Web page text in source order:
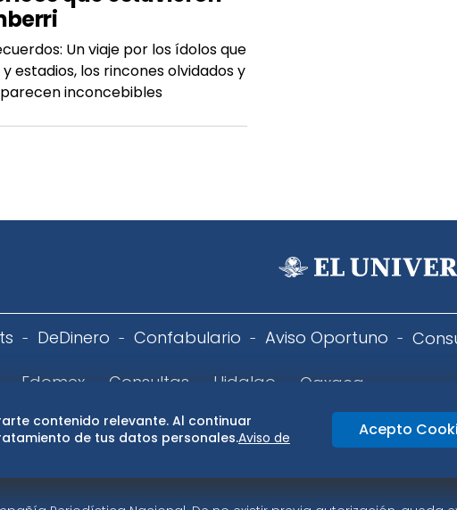
Un viaje por los ídolos que
estadios, los rincones olvidados y
inconcebibles
DeDinero Confabulario Aviso Oportuno
Edomex Consultas Hidalgo Oaxaca
Términos y Condiciones Publicidad
contenido relevante. Al continuar
de tus datos personales.Aviso de
Acepto